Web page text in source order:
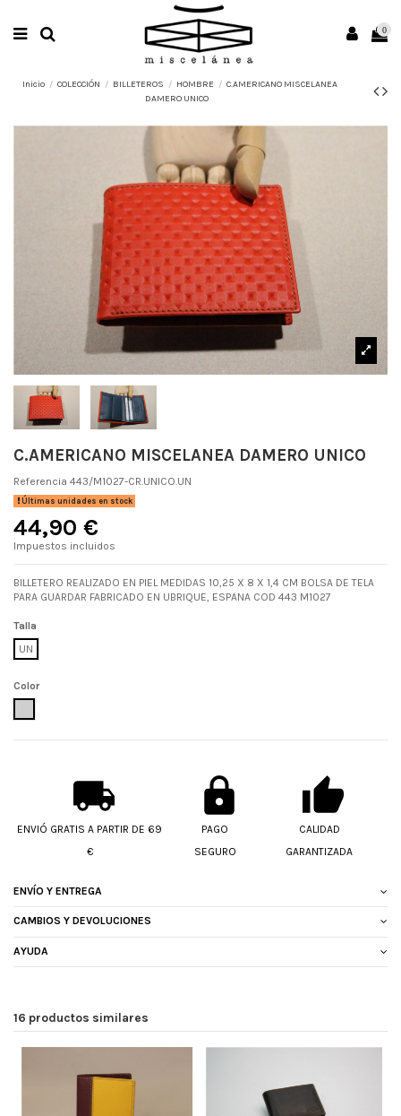
0
Inicio COLECCIÓN BILLETEROS HOMBRE
C.AMERICANO MISCELANEA
DAMERO UNICO
C.AMERICANO MISCELANEA DAMERO UNICO
Referencia 443/M1027-CR.UNICO.UN
Últimas unidades en stock
44,90 €
Impuestos incluidos
BILLETERO REALIZADO EN PIEL MEDIDAS 10,25 X 8 X 1,4 CM BOLSA DE TELA
PARA GUARDAR FABRICADO EN UBRIQUE, ESPANA COD 443 M1027
Talla
UN
Color
ENVIÓ GRATIS A PARTIR DE 69
€
PAGO
SEGURO
CALIDAD
GARANTIZADA
ENVÍO Y ENTREGA
CAMBIOS Y DEVOLUCIONES
AYUDA
16 productos similares